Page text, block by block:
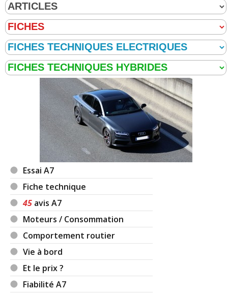
Essai A7
Fiche technique
45 avis A7
Moteurs / Consommation
Comportement routier
Vie à bord
Et le prix ?
Fiabilité A7